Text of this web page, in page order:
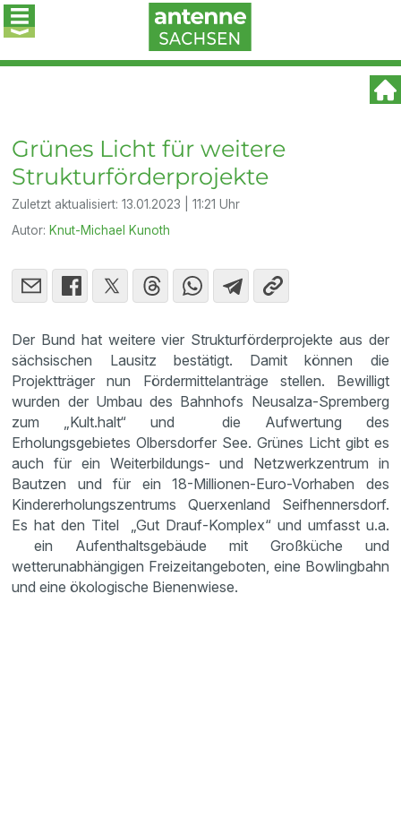
Grünes Licht für weitere
Strukturförderprojekte
Zuletzt aktualisiert:13.01.2023 | 11:21 Uhr
Autor: Knut-Michael Kunoth
Der Bund hat weitere vier Strukturförderprojekte aus der
sächsischen Lausitz bestätigt. Damit können die
Projektträger nun Fördermittelanträge stellen. Bewilligt
wurden der Umbau des Bahnhofs Neusalza-Spremberg
zum „Kult.halt“ und die Aufwertung des
Erholungsgebietes Olbersdorfer See. Grünes Licht gibt es
auch für ein Weiterbildungs- und Netzwerkzentrum in
Bautzen und für ein 18-Millionen-Euro-Vorhaben des
Kindererholungszentrums Querxenland Seifhennersdorf.
Es hat den Titel „Gut Drauf-Komplex“ und umfasst u.a.
ein Aufenthaltsgebäude mit Großküche und
wetterunabhängigen Freizeitangeboten, eine Bowlingbahn
und eine ökologische Bienenwiese.